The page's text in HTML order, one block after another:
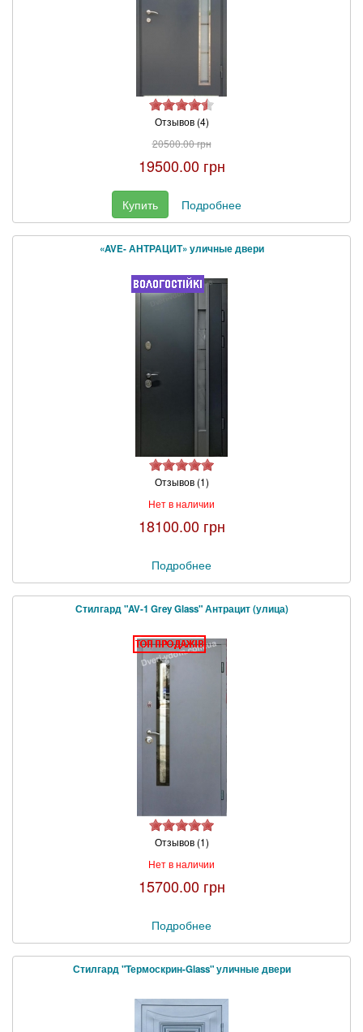
Отзывов (4)
20500.00 грн
19500.00 грн
Купить Подробнее
«AVE- АНТРАЦИТ» уличные двери
Отзывов (1)
Нет в наличии
18100.00 грн
Подробнее
Стилгард "AV-1 Grey Glass" Антрацит (улица)
Отзывов (1)
Нет в наличии
15700.00 грн
Подробнее
Стилгард "Термоскрин-Glass" уличные двери